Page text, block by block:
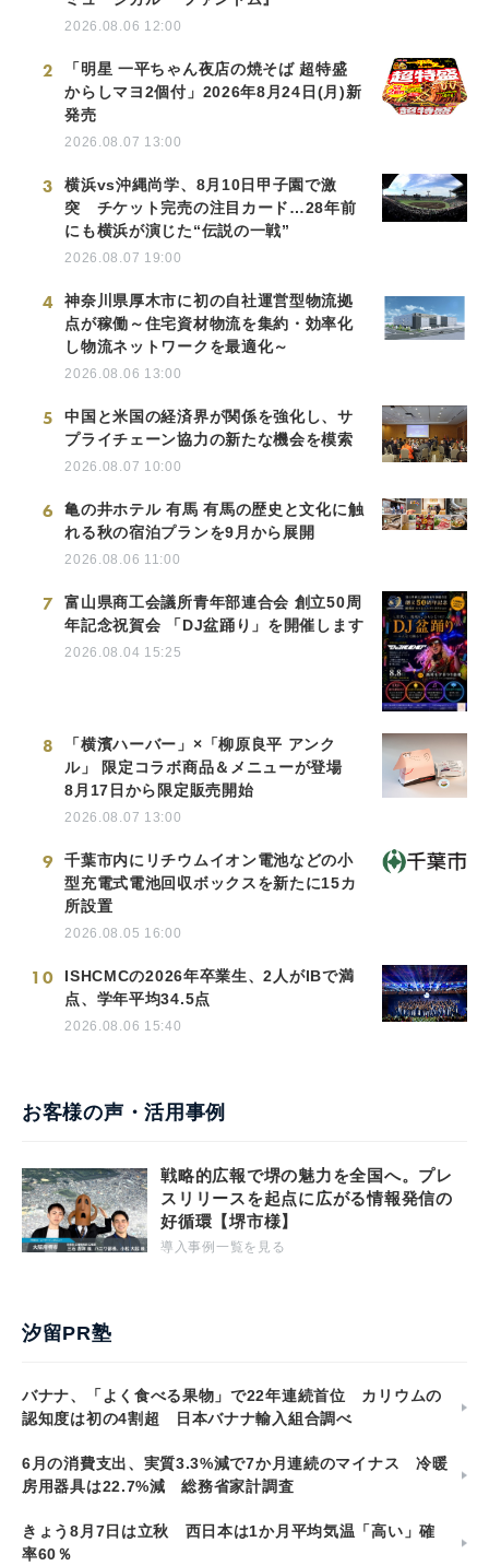
2026.08.06 12:00
2
「明星 一平ちゃん夜店の焼そば 超特盛
からしマヨ2個付」2026年8月24日(月)新
発売
2026.08.07 13:00
3
横浜vs沖縄尚学、8月10日甲子園で激
突 チケット完売の注目カード…28年前
にも横浜が演じた“伝説の一戦”
2026.08.07 19:00
4
神奈川県厚木市に初の自社運営型物流拠
点が稼働～住宅資材物流を集約・効率化
し物流ネットワークを最適化～
2026.08.06 13:00
5
中国と米国の経済界が関係を強化し、サ
プライチェーン協力の新たな機会を模索
2026.08.07 10:00
6
亀の井ホテル 有馬 有馬の歴史と文化に触
れる秋の宿泊プランを9月から展開
2026.08.06 11:00
7
富山県商工会議所青年部連合会 創立50周
年記念祝賀会 「DJ盆踊り」を開催します
2026.08.04 15:25
8
「横濱ハーバー」×「柳原良平 アンク
ル」 限定コラボ商品＆メニューが登場
8月17日から限定販売開始
2026.08.07 13:00
9
千葉市内にリチウムイオン電池などの小
型充電式電池回収ボックスを新たに15カ
所設置
2026.08.05 16:00
10
ISHCMCの2026年卒業生、2人がIBで満
点、学年平均34.5点
2026.08.06 15:40
お客様の声・活用事例
戦略的広報で堺の魅力を全国へ。プレ
スリリースを起点に広がる情報発信の
好循環【堺市様】
導入事例一覧を見る
汐留PR塾
バナナ、「よく食べる果物」で22年連続首位 カリウムの
認知度は初の4割超 日本バナナ輸入組合調べ
6月の消費支出、実質3.3%減で7か月連続のマイナス 冷暖
房用器具は22.7%減 総務省家計調査
きょう8月7日は立秋 西日本は1か月平均気温「高い」確
率60％